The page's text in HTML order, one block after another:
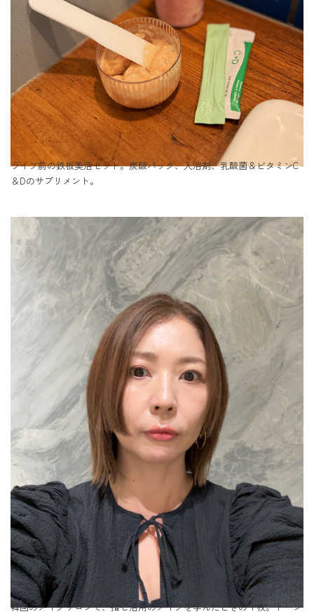
ライブ前の鉄板美活セット。炭酸パック、入浴剤、乳酸菌＆ビタミンC
＆Dのサプリメント。
韓国のメイクサロンで、推し活用のメイクを学んだときの１枚。トーン